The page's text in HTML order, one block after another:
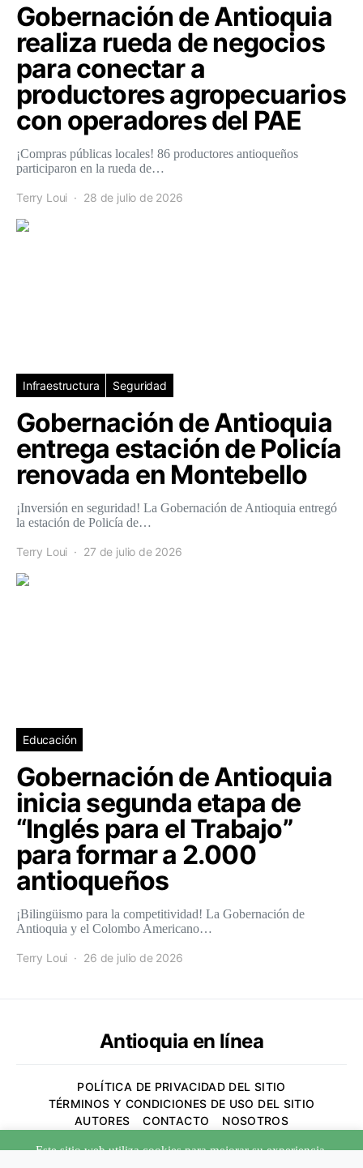
Gobernación de Antioquia
realiza rueda de negocios
para conectar a
productores agropecuarios
con operadores del PAE
¡Compras públicas locales! 86 productores antioqueños
participaron en la rueda de…
Terry Loui 28 de julio de 2026
Infraestructura Seguridad
Gobernación de Antioquia
entrega estación de Policía
renovada en Montebello
¡Inversión en seguridad! La Gobernación de Antioquia entregó
la estación de Policía de…
Terry Loui 27 de julio de 2026
Educación
Gobernación de Antioquia
inicia segunda etapa de
“Inglés para el Trabajo”
para formar a 2.000
antioqueños
¡Bilingüismo para la competitividad! La Gobernación de
Antioquia y el Colombo Americano…
Terry Loui 26 de julio de 2026
Antioquia en línea
POLÍTICA DE PRIVACIDAD DEL SITIO
TÉRMINOS Y CONDICIONES DE USO DEL SITIO
AUTORES
CONTACTO NOSOTROS
Designed & Developed byCode Supply Co.
Este sitio web utiliza cookies para mejorar su experiencia.